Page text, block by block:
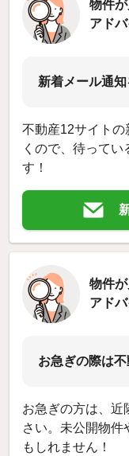
物件
アド
新着メール通
不動産12サイト
くので、待って
す！
物件
アド
お急ぎの際は
お急ぎの方は、近
さい。未公開物件
もしれません！